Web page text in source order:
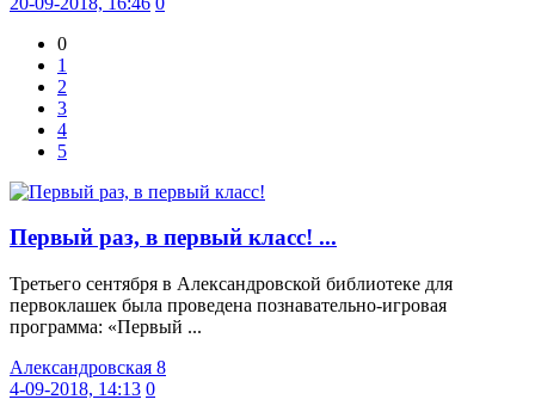
0
1
2
3
4
5
Первый раз, в первый класс! ...
Третьего сентября в Александровской библиотеке для
первоклашек была проведена познавательно-игровая
программа: «Первый ...
Александровская 8
4-09-2018, 14:13 0